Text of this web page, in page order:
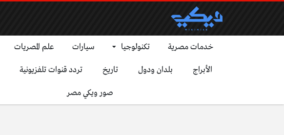
خدمات مصرية تكنولوجيا سيارات علم المصريات
الأبراج بلدان ودول تاريخ تردد قنوات تلفزيونية
صور ويكي مصر